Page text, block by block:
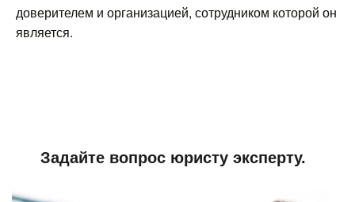
доверителем и организацией, сотрудником которой он
является.
Задайте вопрос юристу эксперту.